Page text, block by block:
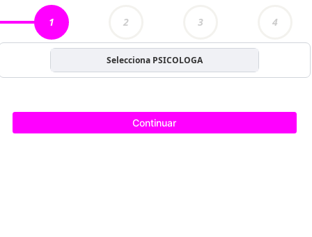
1 2 3 4
Selecciona PSICOLOGA
Continuar